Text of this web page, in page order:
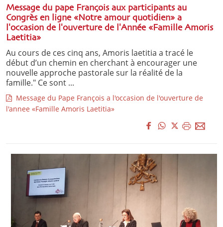
Message du pape François aux participants au
Congrès en ligne «Notre amour quotidien» a
l'occasion de l'ouverture de l'Année «Famille Amoris
Laetitia»
Au cours de ces cinq ans, Amoris laetitia a tracé le
début d’un chemin en cherchant à encourager une
nouvelle approche pastorale sur la réalité de la
famille." Ce sont ...
Message du Pape François a l'occasion de l'ouverture de
l'annee «Famille Amoris Laetitia»